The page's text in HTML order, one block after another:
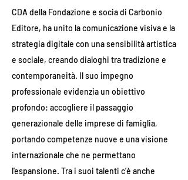
CDA della Fondazione e socia di Carbonio
Editore, ha unito la comunicazione visiva e la
strategia digitale con una sensibilità artistica
e sociale, creando dialoghi tra tradizione e
contemporaneità. Il suo impegno
professionale evidenzia un obiettivo
profondo: accogliere il passaggio
generazionale delle imprese di famiglia,
portando competenze nuove e una visione
internazionale che ne permettano
l'espansione. Tra i suoi talenti c’è anche